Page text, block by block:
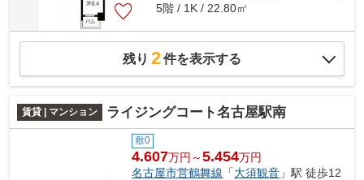
5階 / 1K / 22.80㎡
残り 2件を表示する
賃貸 | マンション ライジングコート名古屋駅南
敷0
4.607万円～5.454万円
名古屋市営鶴舞線 「大須観音 」駅 徒歩12